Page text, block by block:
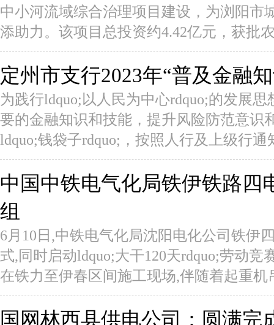
中小河流域综合治理项目建设，为浏阳市
添助力。该项目总投资约4.42亿元，获批
定州市支行2023年“普及金融
为践行ldquo;以人民为中心rdquo;的发展
要的金融知识和技能，提升风险防范意识
ldquo;钱袋子rdquo;，按照人行及上级行通
中国中铁电气化局铁伊铁路四
组
6月10日,中铁电气化局沈阳电化公司铁伊
式,同时启动ldquo;大干120天rdquo;劳动
在铁力至伊春区间施工现场,伴随着起重机
国网林西县供电公司：圆满完